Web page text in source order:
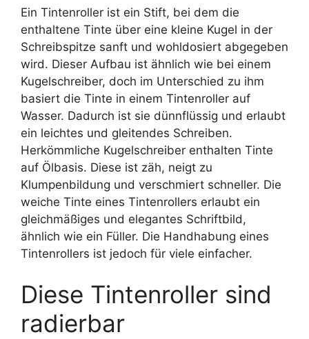
Ein Tintenroller ist ein Stift, bei dem die
enthaltene Tinte über eine kleine Kugel in der
Schreibspitze sanft und wohldosiert abgegeben
wird. Dieser Aufbau ist ähnlich wie bei einem
Kugelschreiber, doch im Unterschied zu ihm
basiert die Tinte in einem Tintenroller auf
Wasser. Dadurch ist sie dünnflüssig und erlaubt
ein leichtes und gleitendes Schreiben.
Herkömmliche Kugelschreiber enthalten Tinte
auf Ölbasis. Diese ist zäh, neigt zu
Klumpenbildung und verschmiert schneller. Die
weiche Tinte eines Tintenrollers erlaubt ein
gleichmäßiges und elegantes Schriftbild,
ähnlich wie ein Füller. Die Handhabung eines
Tintenrollers ist jedoch für viele einfacher.
Diese Tintenroller sind
radierbar